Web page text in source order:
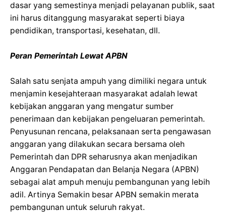
dasar yang semestinya menjadi pelayanan publik, saat
ini harus ditanggung masyarakat seperti biaya
pendidikan, transportasi, kesehatan, dll.
Peran Pemerintah Lewat APBN
Salah satu senjata ampuh yang dimiliki negara untuk
menjamin kesejahteraan masyarakat adalah lewat
kebijakan anggaran yang mengatur sumber
penerimaan dan kebijakan pengeluaran pemerintah.
Penyusunan rencana, pelaksanaan serta pengawasan
anggaran yang dilakukan secara bersama oleh
Pemerintah dan DPR seharusnya akan menjadikan
Anggaran Pendapatan dan Belanja Negara (APBN)
sebagai alat ampuh menuju pembangunan yang lebih
adil. Artinya Semakin besar APBN semakin merata
pembangunan untuk seluruh rakyat.